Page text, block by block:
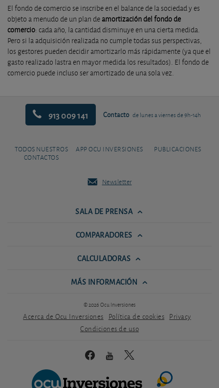
El fondo de comercio se inscribe en el balance de la sociedad y es
objeto a menudo de un plan de amortización del fondo de
comercio: cada año, la cantidad disminuye en una cierta medida.
Pero si la adquisición realizada no cumple todas sus perspectivas,
los gestores pueden decidir amortizarlo más rápidamente (ya que el
gasto realizado lastra en mayor medida los resultados). El fondo de
comercio puede incluso ser amortizado de una sola vez.
913 009 141 Contacto de lunes a viernes de 9h-14h
TODOS NUESTROS
CONTACTOS
APP OCU INVERSIONES PUBLICACIONES
Newsletter
SALA DE PRENSA
COMPARADORES
CALCULADORAS
MÁS INFORMACIÓN
© 2026 Ocu Inversiones
Acerca de Ocu Inversiones Política de cookies Privacy
Condiciones de uso